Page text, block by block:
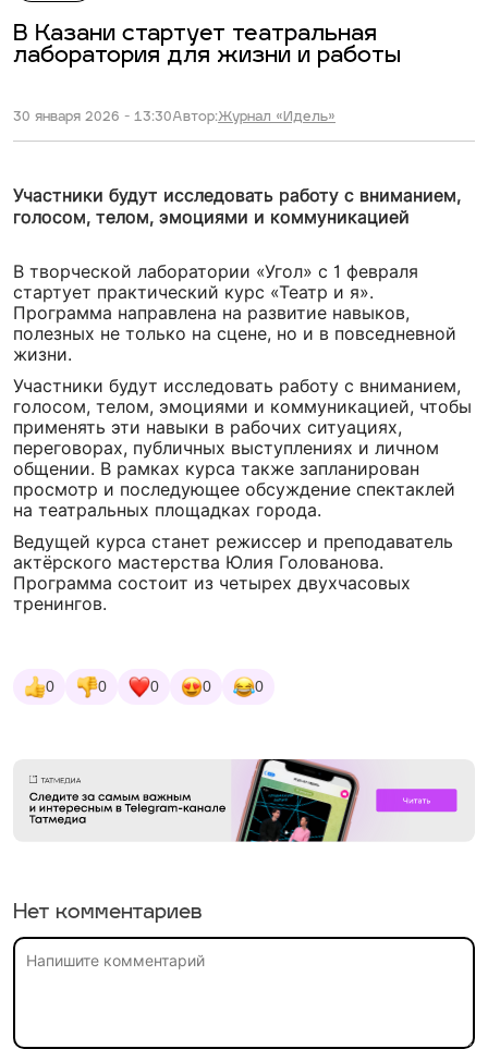
В Казани стартует театральная
лаборатория для жизни и работы
30 января 2026 - 13:30Автор:Журнал «Идель»
Участники будут исследовать работу с вниманием,
голосом, телом, эмоциями и коммуникацией
В творческой лаборатории «Угол» с 1 февраля
стартует практический курс «Театр и я».
Программа направлена на развитие навыков,
полезных не только на сцене, но и в повседневной
жизни.
Участники будут исследовать работу с вниманием,
голосом, телом, эмоциями и коммуникацией, чтобы
применять эти навыки в рабочих ситуациях,
переговорах, публичных выступлениях и личном
общении. В рамках курса также запланирован
просмотр и последующее обсуждение спектаклей
на театральных площадках города.
Ведущей курса станет режиссер и преподаватель
актёрского мастерства Юлия Голованова.
Программа состоит из четырех двухчасовых
тренингов.
0 0 0 0 0
Нет комментариев